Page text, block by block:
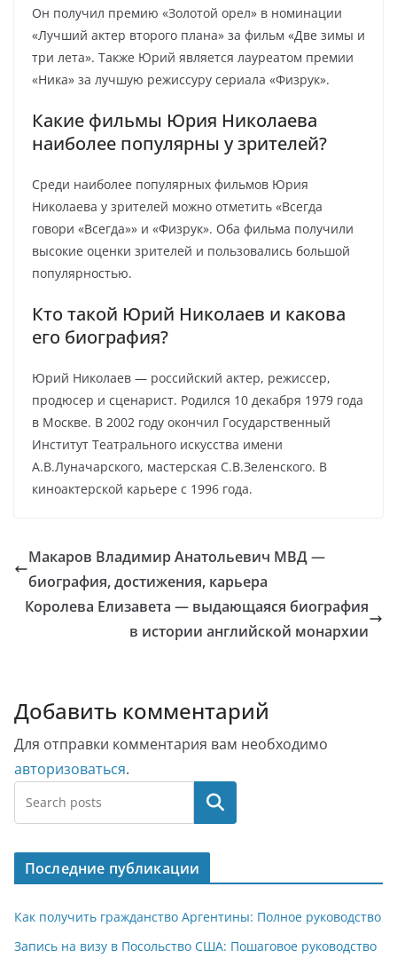
Он получил премию «Золотой орел» в номинации
«Лучший актер второго плана» за фильм «Две зимы и
три лета». Также Юрий является лауреатом премии
«Ника» за лучшую режиссуру сериала «Физрук».
Какие фильмы Юрия Николаева
наиболее популярны у зрителей?
Среди наиболее популярных фильмов Юрия
Николаева у зрителей можно отметить «Всегда
говори «Всегда»» и «Физрук». Оба фильма получили
высокие оценки зрителей и пользовались большой
популярностью.
Кто такой Юрий Николаев и какова
его биография?
Юрий Николаев — российский актер, режиссер,
продюсер и сценарист. Родился 10 декабря 1979 года
в Москве. В 2002 году окончил Государственный
Институт Театрального искусства имени
А.В.Луначарского, мастерская С.В.Зеленского. В
киноактерской карьере с 1996 года.
Макаров Владимир Анатольевич МВД —
биография, достижения, карьера
Королева Елизавета — выдающаяся биография
в истории английской монархии
Добавить комментарий
Для отправки комментария вам необходимо
авторизоваться.
Поиск
Последние публикации
Как получить гражданство Аргентины: Полное руководство
Запись на визу в Посольство США: Пошаговое руководство